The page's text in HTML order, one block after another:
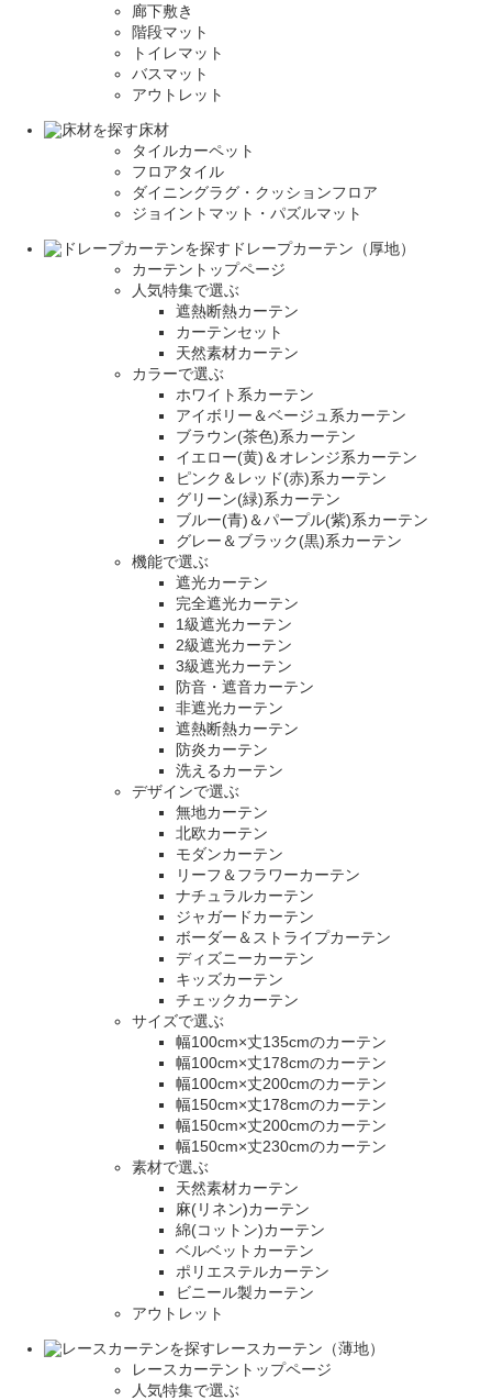
廊下敷き
階段マット
トイレマット
バスマット
アウトレット
床材
タイルカーペット
フロアタイル
ダイニングラグ・クッションフロア
ジョイントマット・パズルマット
ドレープカーテン（厚地）
カーテントップページ
人気特集で選ぶ
遮熱断熱カーテン
カーテンセット
天然素材カーテン
カラーで選ぶ
ホワイト系カーテン
アイボリー＆ベージュ系カーテン
ブラウン(茶色)系カーテン
イエロー(黄)＆オレンジ系カーテン
ピンク＆レッド(赤)系カーテン
グリーン(緑)系カーテン
ブルー(青)＆パープル(紫)系カーテン
グレー＆ブラック(黒)系カーテン
機能で選ぶ
遮光カーテン
完全遮光カーテン
1級遮光カーテン
2級遮光カーテン
3級遮光カーテン
防音・遮音カーテン
非遮光カーテン
遮熱断熱カーテン
防炎カーテン
洗えるカーテン
デザインで選ぶ
無地カーテン
北欧カーテン
モダンカーテン
リーフ＆フラワーカーテン
ナチュラルカーテン
ジャガードカーテン
ボーダー＆ストライプカーテン
ディズニーカーテン
キッズカーテン
チェックカーテン
サイズで選ぶ
幅100cm×丈135cmのカーテン
幅100cm×丈178cmのカーテン
幅100cm×丈200cmのカーテン
幅150cm×丈178cmのカーテン
幅150cm×丈200cmのカーテン
幅150cm×丈230cmのカーテン
素材で選ぶ
天然素材カーテン
麻(リネン)カーテン
綿(コットン)カーテン
ベルベットカーテン
ポリエステルカーテン
ビニール製カーテン
アウトレット
レースカーテン（薄地）
レースカーテントップページ
人気特集で選ぶ